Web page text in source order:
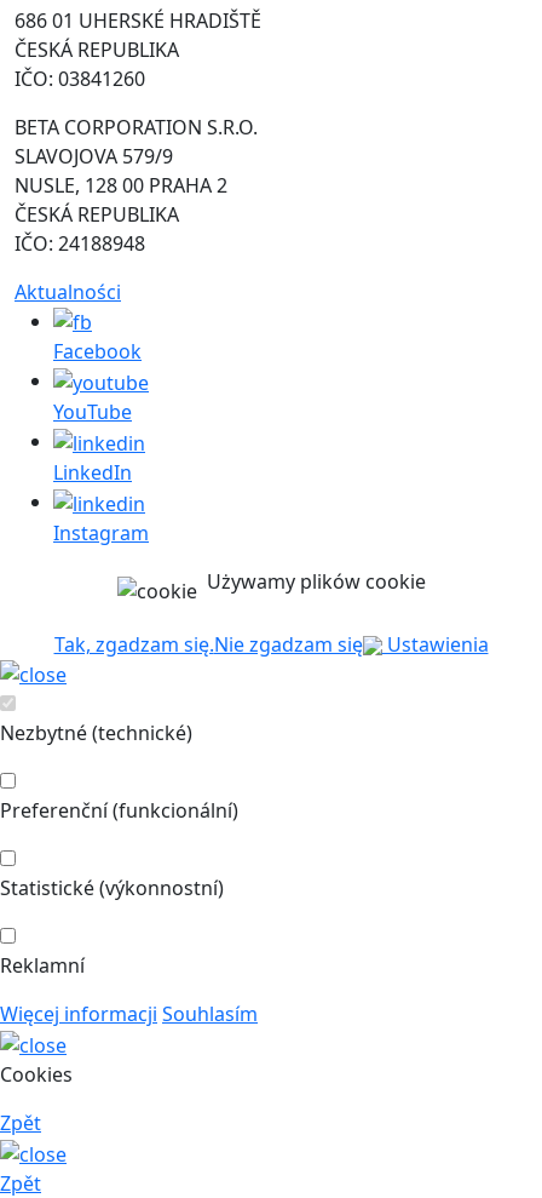
686 01 UHERSKÉ HRADIŠTĚ
ČESKÁ REPUBLIKA
IČO: 03841260
BETA CORPORATION S.R.O.
SLAVOJOVA 579/9
NUSLE, 128 00 PRAHA 2
ČESKÁ REPUBLIKA
IČO: 24188948
Aktualności
Facebook
YouTube
LinkedIn
Instagram
Używamy plików cookie
Tak, zgadzam się.Nie zgadzam się Ustawienia
Nezbytné (technické)
Preferenční (funkcionální)
Statistické (výkonnostní)
Reklamní
Więcej informacji Souhlasím
Cookies
Zpět
Zpět